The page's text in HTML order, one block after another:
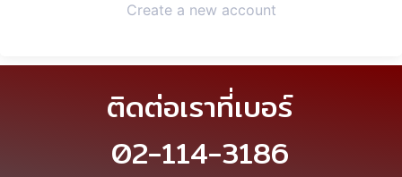
Create a new account
ติดต่อเราที่เบอร์
02-114-3186